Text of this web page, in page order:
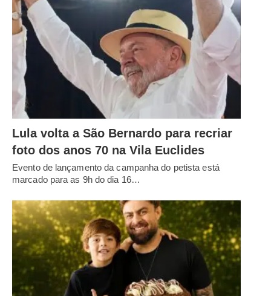
Lula volta a São Bernardo para recriar
foto dos anos 70 na Vila Euclides
Evento de lançamento da campanha do petista está
marcado para as 9h do dia 16…